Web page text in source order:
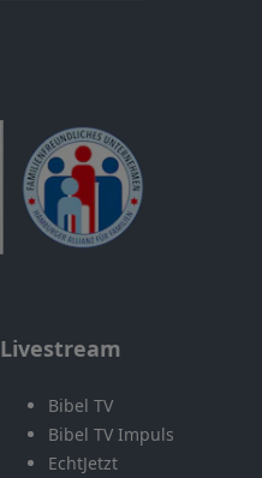
Livestream
Bibel TV
Bibel TV Impuls
EchtJetzt